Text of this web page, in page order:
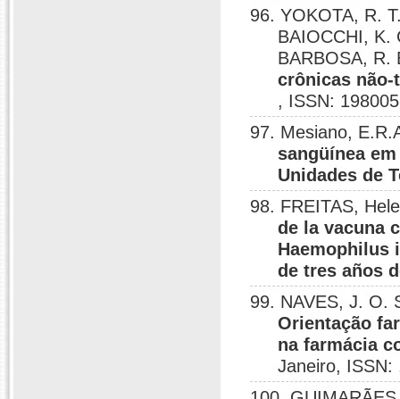
96. YOKOTA, R.
BAIOCCHI, K.
BARBOSA,
crônicas
, ISSN:
97. Mesiano,
sangüínea
Unidades de
98. FREITAS,
de la vacuna
Haemophilus
de tres años
99. NAVES, J. O.
Orientação
na farmácia
Janeiro, ISSN: